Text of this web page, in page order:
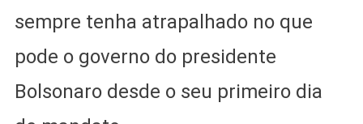
sempre tenha atrapalhado no que
pode o governo do presidente
Bolsonaro desde o seu primeiro dia